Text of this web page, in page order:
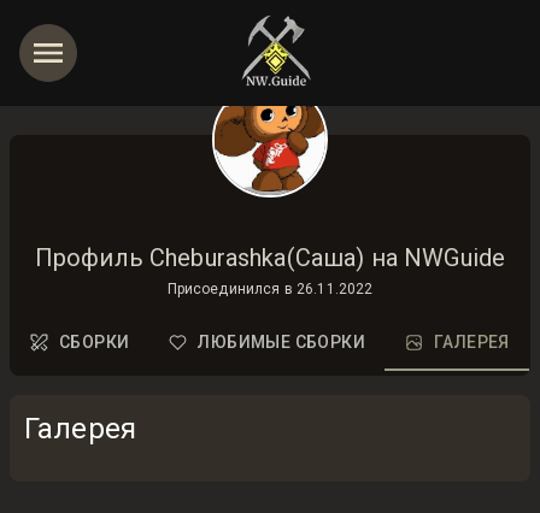
Профиль Cheburashka(Саша) на NWGuide
Присоединился в 26.11.2022
СБОРКИ ЛЮБИМЫЕ СБОРКИ ГАЛЕРЕЯ
Галерея